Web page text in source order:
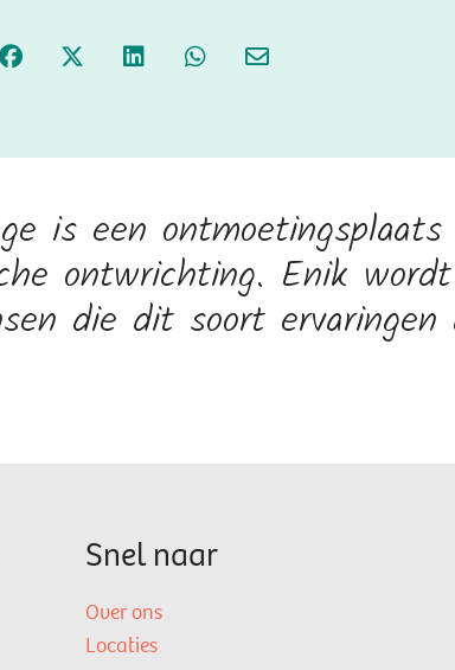
is een
ontwrichting. Enik
die dit soort ervaringen
Snel naar
Over ons
Locaties